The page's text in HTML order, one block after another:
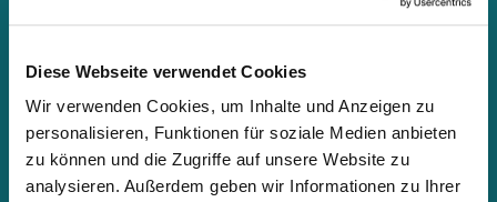
Diese Webseite verwendet Cookies
Wir verwenden Cookies, um Inhalte und Anzeigen zu
personalisieren, Funktionen für soziale Medien anbieten
zu können und die Zugriffe auf unsere Website zu
analysieren. Außerdem geben wir Informationen zu Ihrer